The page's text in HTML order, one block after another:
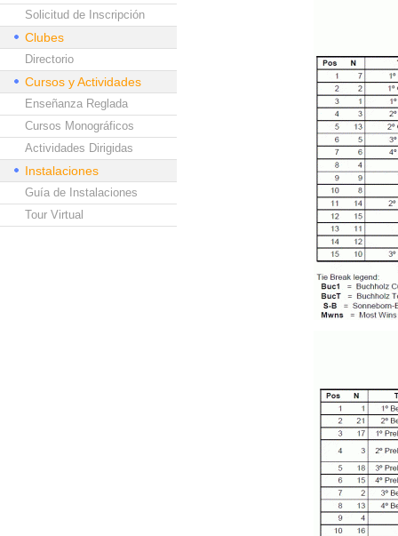
Solicitud de Inscripción
Clubes
Directorio
Cursos y Actividades
Enseñanza Reglada
Cursos Monográficos
Actividades Dirigidas
Instalaciones
Guía de Instalaciones
Tour Virtual